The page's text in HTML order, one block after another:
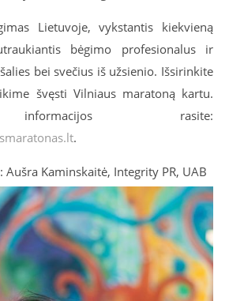
Lietuvoje, vykstantis kiekvieną
bėgimo profesionalus ir
bei svečius iš užsienio. Išsirinkite
švęsti Vilniaus maratoną kartu.
rasite:
.
Aušra Kaminskaitė, Integrity PR, UAB